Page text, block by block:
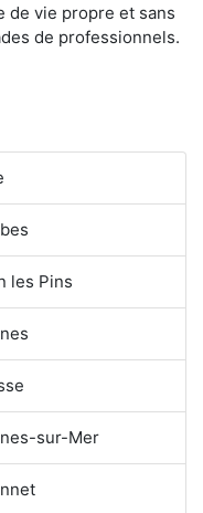
de vie propre et sans
de professionnels.
les Pins
sur-Mer